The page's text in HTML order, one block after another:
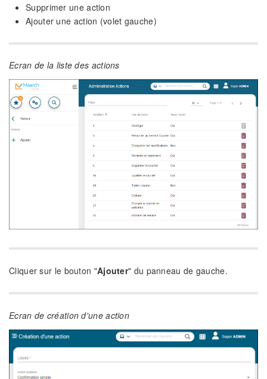
Supprimer une action
Ajouter une action (volet gauche)
Ecran de la liste des actions
Cliquer sur le bouton "Ajouter" du panneau de gauche.
Ecran de création d'une action